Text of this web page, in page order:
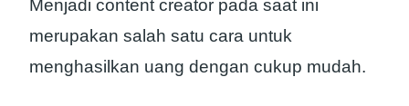
Menjadi content creator pada saat ini
merupakan salah satu cara untuk
menghasilkan uang dengan cukup mudah.